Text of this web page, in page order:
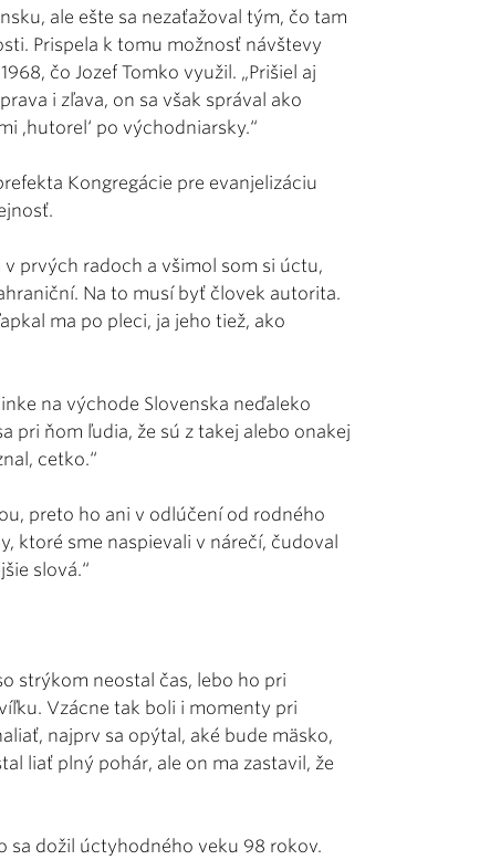
ale ešte sa nezaťažoval tým, čo tam
Prispela k tomu možnosť návštevy
čo Jozef Tomko využil. „Prišiel aj
i zľava, on sa však správal ako
‚hutorel‘ po východniarsky.“
Kongregácie pre evanjelizáciu
prvých radoch a všimol som si úctu,
Na to musí byť človek autorita.
ma po pleci, ja jeho tiež, ako
na východe Slovenska neďaleko
pri ňom ľudia, že sú z takej alebo onakej
cetko.“
preto ho ani v odlúčení od rodného
ktoré sme naspievali v nárečí, čudoval
slová.“
strýkom neostal čas, lebo ho pri
Vzácne tak boli i momenty pri
najprv sa opýtal, aké bude mäsko,
liať plný pohár, ale on ma zastavil, že
sa dožil úctyhodného veku 98 rokov.